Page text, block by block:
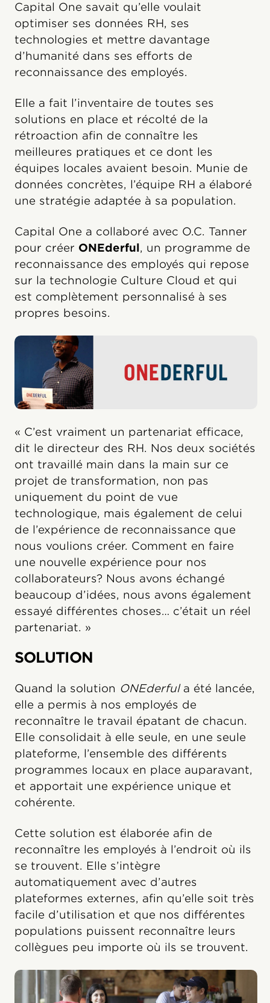
Capital One savait qu’elle voulait
optimiser ses données RH, ses
technologies et mettre davantage
d’humanité dans ses efforts de
reconnaissance des employés.
Elle a fait l’inventaire de toutes ses
solutions en place et récolté de la
rétroaction afin de connaître les
meilleures pratiques et ce dont les
équipes locales avaient besoin. Munie de
données concrètes, l’équipe RH a élaboré
une stratégie adaptée à sa population.
Capital One a collaboré avec O.C. Tanner
pour créer ONEderful, un programme de
reconnaissance des employés qui repose
sur la technologie Culture Cloud et qui
est complètement personnalisé à ses
propres besoins.
« C’est vraiment un partenariat efficace,
dit le directeur des RH. Nos deux sociétés
ont travaillé main dans la main sur ce
projet de transformation, non pas
uniquement du point de vue
technologique, mais également de celui
de l’expérience de reconnaissance que
nous voulions créer. Comment en faire
une nouvelle expérience pour nos
collaborateurs? Nous avons échangé
beaucoup d’idées, nous avons également
essayé différentes choses… c’était un réel
partenariat. »
SOLUTION
Quand la solution ONEderfula été lancée,
elle a permis à nos employés de
reconnaître le travail épatant de chacun.
Elle consolidait à elle seule, en une seule
plateforme, l’ensemble des différents
programmes locaux en place auparavant,
et apportait une expérience unique et
cohérente.
Cette solution est élaborée afin de
reconnaître les employés à l’endroit où ils
se trouvent. Elle s’intègre
automatiquement avec d’autres
plateformes externes, afin qu’elle soit très
facile d’utilisation et que nos différentes
populations puissent reconnaître leurs
collègues peu importe où ils se trouvent.